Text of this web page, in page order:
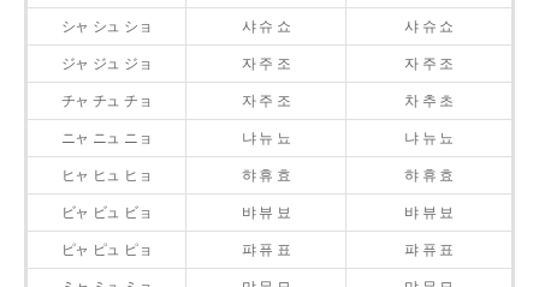
シャ シュ ショ 샤 슈 쇼 샤 슈 쇼
ジャ ジュ ジョ 자 주 조 자 주 조
チャ チュ チョ 자 주 조 차 추 초
ニャ ニュ ニョ 냐 뉴 뇨 냐 뉴 뇨
ヒャ ヒュ ヒョ 햐 휴 효 햐 휴 효
ビャ ビュ ビョ 뱌 뷰 뵤 뱌 뷰 뵤
ピャ ピュ ピョ 퍄 퓨 표 퍄 퓨 표